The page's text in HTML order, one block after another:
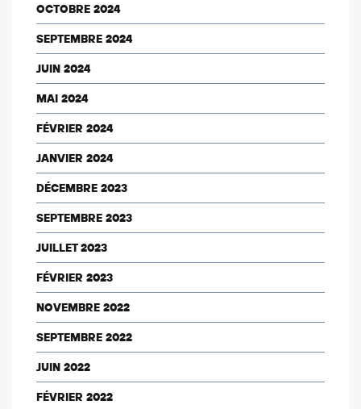
OCTOBRE 2024
SEPTEMBRE 2024
JUIN 2024
MAI 2024
FÉVRIER 2024
JANVIER 2024
DÉCEMBRE 2023
SEPTEMBRE 2023
JUILLET 2023
FÉVRIER 2023
NOVEMBRE 2022
SEPTEMBRE 2022
JUIN 2022
FÉVRIER 2022